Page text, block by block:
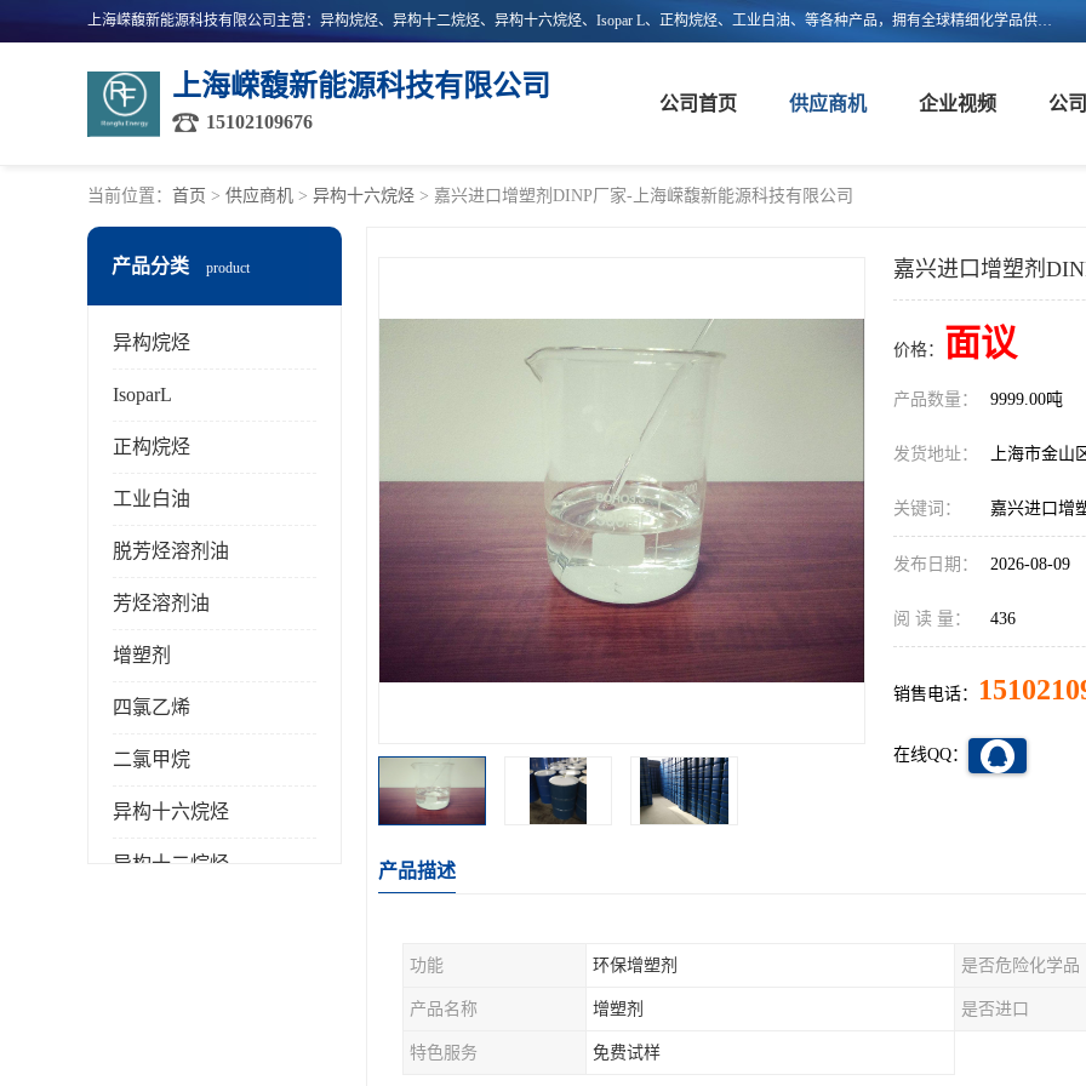
上海嵘馥新能源科技有限公司主营：异构烷烃、异构十二烷烃、异构十六烷烃、Isopar L、正构烷烃、工业白油、等各种产品，拥有全球精细化学品供应链的整合和服务能力，不仅提供自主研发的特种溶剂化学品，还集成了来自欧美、日韩的优质溶剂资源，为市场提供世界级优质溶剂。欢迎广大客户来电咨询！
上海嵘馥新能源科技有限公司
15102109676
公司首页 供应商机 企业视频 公
当前位置： 首页 > 供应商机 > 异构十六烷烃 > 嘉兴进口增塑剂DINP厂家-上海嵘馥新能源科技有限公司
产品分类 product
异构烷烃
IsoparL
正构烷烃
工业白油
脱芳烃溶剂油
芳烃溶剂油
增塑剂
四氯乙烯
二氯甲烷
异构十六烷烃
异构十二烷烃
嘉兴进口增塑剂
价格： 面议
产品数量： 9999.00吨
发货地址： 上海市金山
关键词： 嘉兴进口增
发布日期： 2026-08-09
阅 读 量： 436
销售电话：
在线QQ：
产品描述
功能 环保增塑剂 是否危险化学品
产品名称 增塑剂 是否进口
特色服务 免费试样